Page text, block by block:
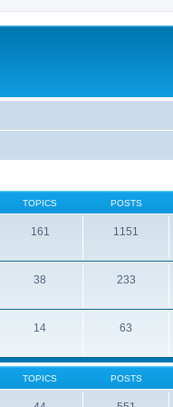
TOPICS POSTS
161 1151
38 233
14 63
TOPICS POSTS